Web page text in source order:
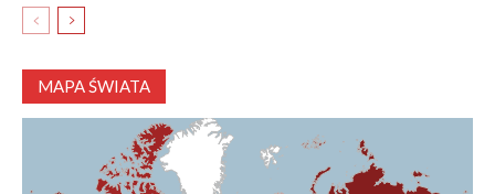
MAPA ŚWIATA